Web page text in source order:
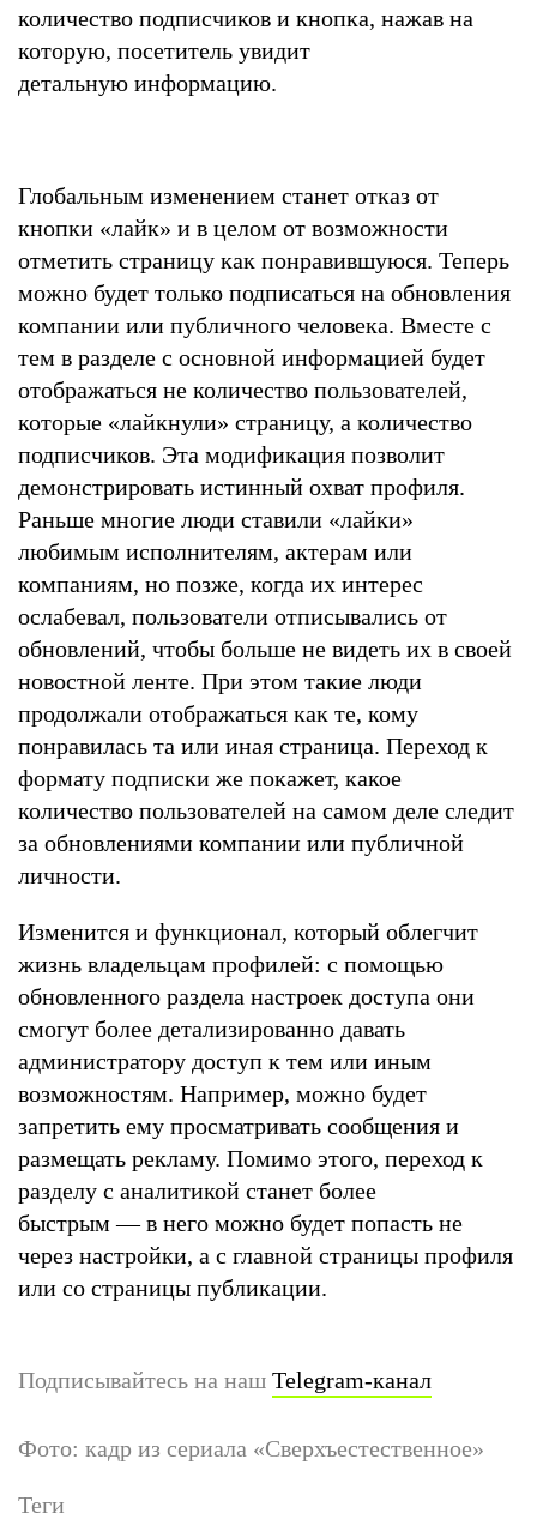
количество подписчиков и кнопка, нажав на
которую, посетитель увидит
детальную информацию.
Глобальным изменением станет отказ от
кнопки «лайк» и в целом от возможности
отметить страницу как понравившуюся. Теперь
можно будет только подписаться на обновления
компании или публичного человека. Вместе с
тем в разделе с основной информацией будет
отображаться не количество пользователей,
которые «лайкнули» страницу, а количество
подписчиков. Эта модификация позволит
демонстрировать истинный охват профиля.
Раньше многие люди ставили «лайки»
любимым исполнителям, актерам или
компаниям, но позже, когда их интерес
ослабевал, пользователи отписывались от
обновлений, чтобы больше не видеть их в своей
новостной ленте. При этом такие люди
продолжали отображаться как те, кому
понравилась та или иная страница. Переход к
формату подписки же покажет, какое
количество пользователей на самом деле следит
за обновлениями компании или публичной
личности.
Изменится и функционал, который облегчит
жизнь владельцам профилей: с помощью
обновленного раздела настроек доступа они
смогут более детализированно давать
администратору доступ к тем или иным
возможностям. Например, можно будет
запретить ему просматривать сообщения и
размещать рекламу. Помимо этого, переход к
разделу с аналитикой станет более
быстрым — в него можно будет попасть не
через настройки, а с главной страницы профиля
или со страницы публикации.
Подписывайтесь на наш Telegram-канал
Фото: кадр из сериала «Сверхъестественное»
Теги